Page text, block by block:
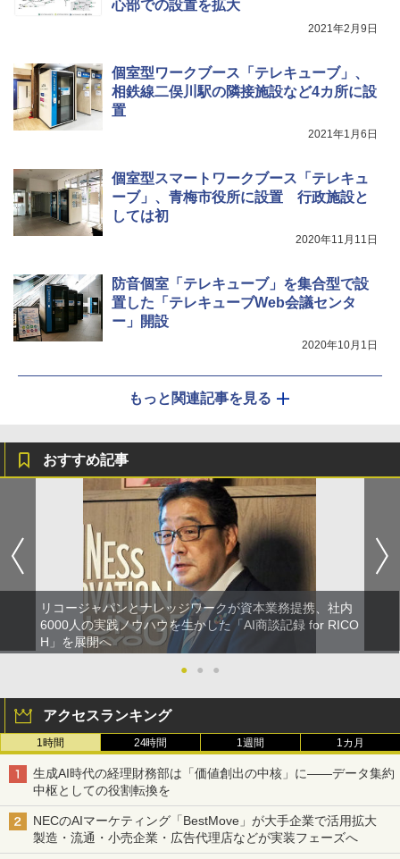
心部での設置を拡大
2021年2月9日
個室型ワークブース「テレキューブ」、
相鉄線二俣川駅の隣接施設など4カ所に設
置
2021年1月6日
個室型スマートワークブース「テレキュ
ーブ」、青梅市役所に設置 行政施設と
しては初
2020年11月11日
防音個室「テレキューブ」を集合型で設
置した「テレキューブWeb会議センタ
ー」開設
2020年10月1日
もっと関連記事を見る
おすすめ記事
リコージャパンとナレッジワークが資本業務提携、社内
6000人の実践ノウハウを生かした「AI商談記録 for RICO
H」を展開へ
●
● ●
アクセスランキング
1時間 24時間 1週間 1カ月
生成AI時代の経理財務部は「価値創出の中核」に――データ集約
中枢としての役割転換を
NECのAIマーケティング「BestMove」が大手企業で活用拡大
製造・流通・小売企業・広告代理店などが実装フェーズへ